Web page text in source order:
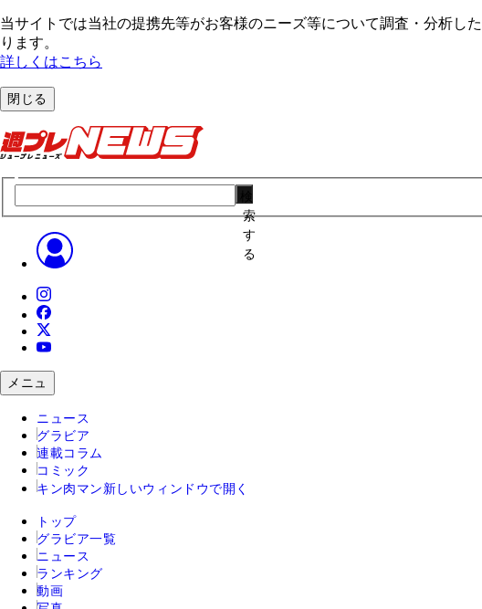
当サイトでは当社の提携先等がお客様のニーズ等について調査・分析し
ります。
詳しくはこちら
閉じる
索
す
る
メニュ
ニュース
グラビア
連載コラム
コミック
キン肉マン 新しいウィンドウで開く
トップ
グラビア一覧
ニュース
ランキング
動画